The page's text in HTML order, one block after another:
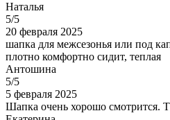
Наталья
5/5
20 февраля 2025
шапка для межсезонья или под
плотно комфортно сидит, теплая
Антошина
5/5
5 февраля 2025
Шапка очень хорошо смотрится.